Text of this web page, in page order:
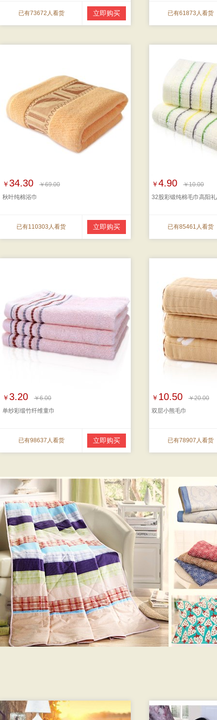
已有73672人看货 立即购买 已有61873人看货
￥34.30
￥69.00
秋叶纯棉浴巾
已有110303人看货 立即购买
￥4.90
￥10.00
32股彩锻纯棉毛巾高阳
已有85461人看货
￥3.20
￥6.00
单纱彩缎竹纤维童巾
已有98637人看货 立即购买
￥ 10.50
￥20.00
双层小熊毛巾
已有78907人看货